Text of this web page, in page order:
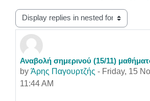
Display mode
Αναβολή σημερινού (15/11)
by Άρης Παγουρτζής - Friday, 15
11:44 AM
Number of replies: 0